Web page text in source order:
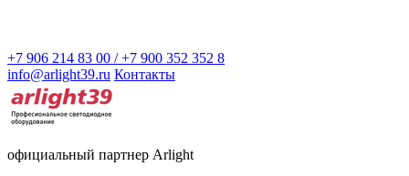
+7 906 214 83 00 / +7 900 352 352 8
info@arlight39.ru Контакты
официальный партнер Arlight